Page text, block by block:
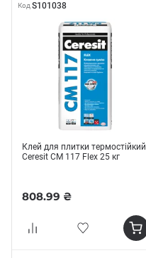
Код S101038
Клей для плитки термостійкий
Ceresit СМ 117 Flex 25 кг
808.99 ₴